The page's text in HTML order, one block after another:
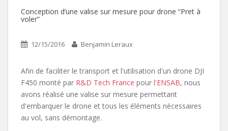
Conception d’une valise sur mesure pour drone “Pret à
voler”
12/15/2016 Benjamin Leraux
Afin de faciliter le transport et l'utilisation d'un drone DJI
F450 monté par R&D Tech France pour l'ENSAB, nous
avons réalisé une valise sur mesure permettant
d'embarquer le drone et tous les éléments nécessaires
au vol, sans démontage.